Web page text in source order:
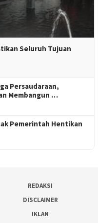
Seluruh Tujuan
Persaudaraan,
Membangun …
Pemerintah Hentikan
REDAKSI
DISCLAIMER
IKLAN